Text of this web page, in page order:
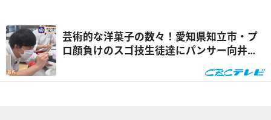
芸術的な洋菓子の数々！愛知県知立市・プ
ロ顔負けのスゴ技生徒達にパンサー向井が